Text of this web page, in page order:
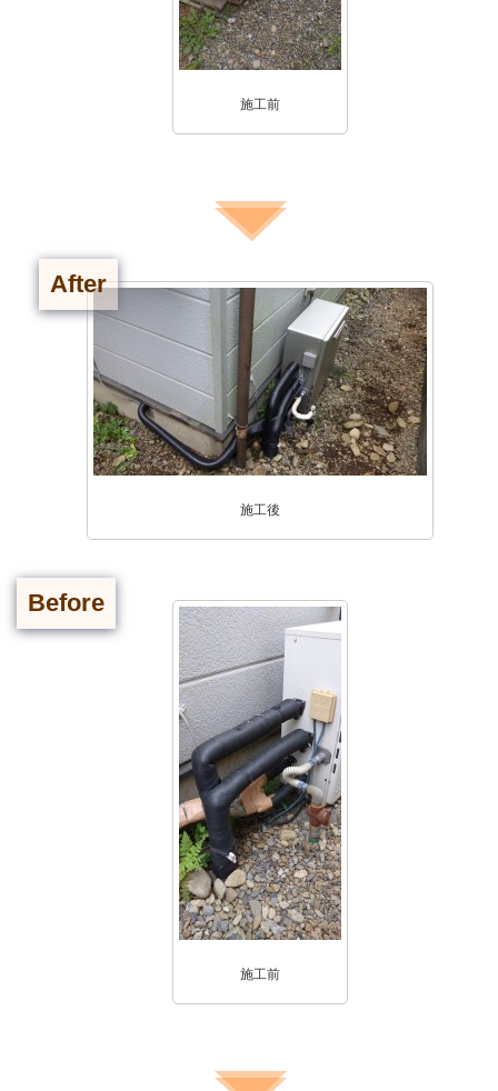
施工前
After
施工後
Before
施工前